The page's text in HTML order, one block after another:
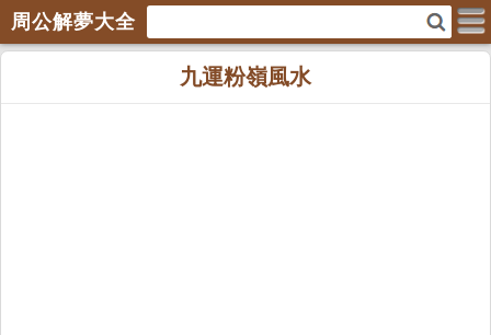
周公解夢大全
九運粉嶺風水